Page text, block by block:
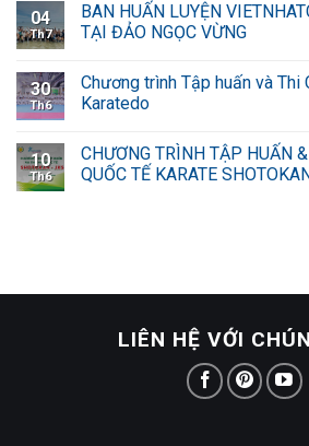
04
Th7
BAN HUẤN LUYỆN
TẠI ĐẢO NGỌC VỪNG
30
Th6
Chương trình Tập huấn và Thi
Karatedo
10
Th6
CHƯƠNG TRÌNH TẬP HUẤN
QUỐC TẾ KARATE
LIÊN HỆ VỚI